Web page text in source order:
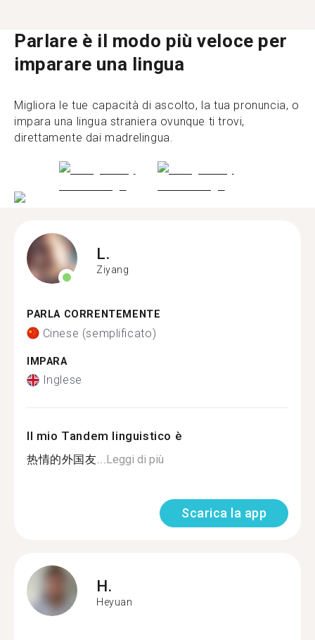
Parlare è il modo più veloce per
imparare una lingua
Migliora le tue capacità di ascolto, la tua pronuncia, o
impara una lingua straniera ovunque ti trovi,
direttamente dai madrelingua.
L.
Ziyang
PARLA CORRENTEMENTE
Cinese (semplificato)
IMPARA
Inglese
Il mio Tandem linguistico è
热情的外国友...Leggi di più
Scarica la app
H.
Heyuan